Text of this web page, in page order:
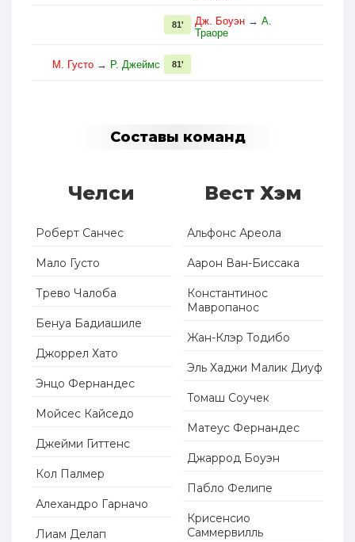
Дж. Боуэн → А.
Траоре
81'
М. Густо → Р. Джеймс 81'
Составы команд
Челси
Роберт Санчес
Мало Густо
Трево Чалоба
Бенуа Бадиашиле
Джоррел Хато
Энцо Фернандес
Мойсес Кайседо
Джейми Гиттенс
Кол Палмер
Алехандро Гарначо
Лиам Делап
Вест Хэм
Альфонс Ареола
Аарон Ван-Биссака
Константинос
Мавропанос
Жан-Клэр Тодибо
Эль Хаджи Малик Диуф
Томаш Соучек
Матеус Фернандес
Джаррод Боуэн
Пабло Фелипе
Крисенсио
Саммервилль